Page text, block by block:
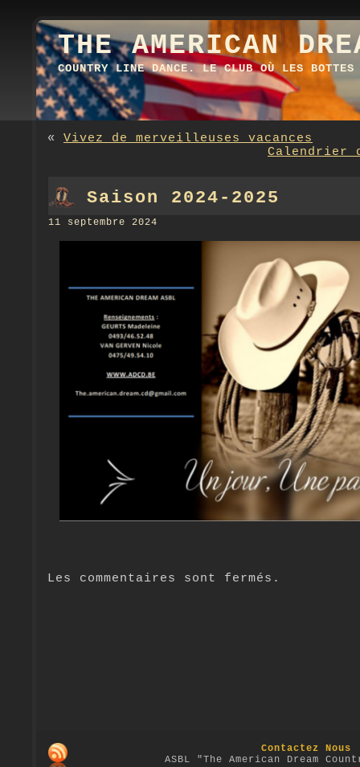
THE AMERICAN
COUNTRY LINE DANCE. LE CLUB OÙ LES BOTTES
« Vivez de merveilleuses vacances
Calendrier
Saison 2024-2025
11 septembre 2024
Les commentaires sont fermés.
Contactez Nous
ASBL "The American Dream